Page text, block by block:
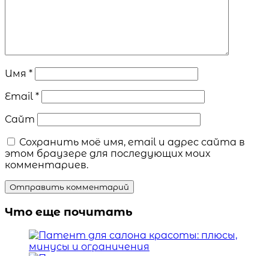
Имя *
Email *
Сайт
Сохранить моё имя, email и адрес сайта в
этом браузере для последующих моих
комментариев.
Что еще почитать